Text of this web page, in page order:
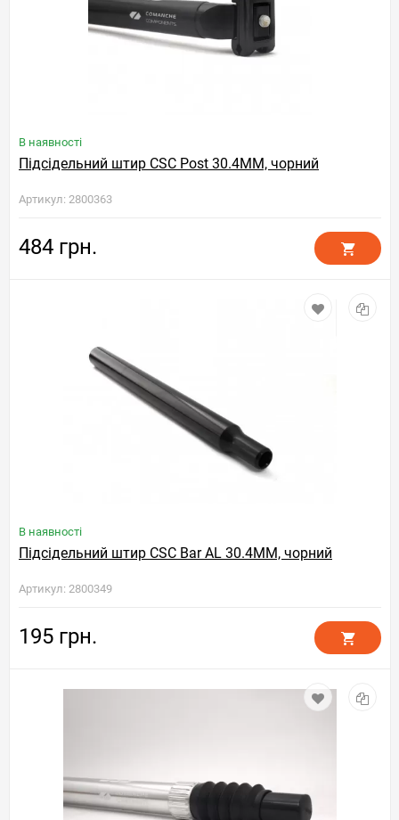
В наявності
Підсідельний штир CSC Post 30.4MM, чорний
Артикул: 2800363
484 грн.
В наявності
Підсідельний штир CSC Bar AL 30.4MM, чорний
Артикул: 2800349
195 грн.